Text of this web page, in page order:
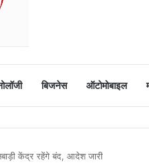
बिजनेस ऑटोमोबाइल
केंद्र रहेंगे बंद, आदेश जारी